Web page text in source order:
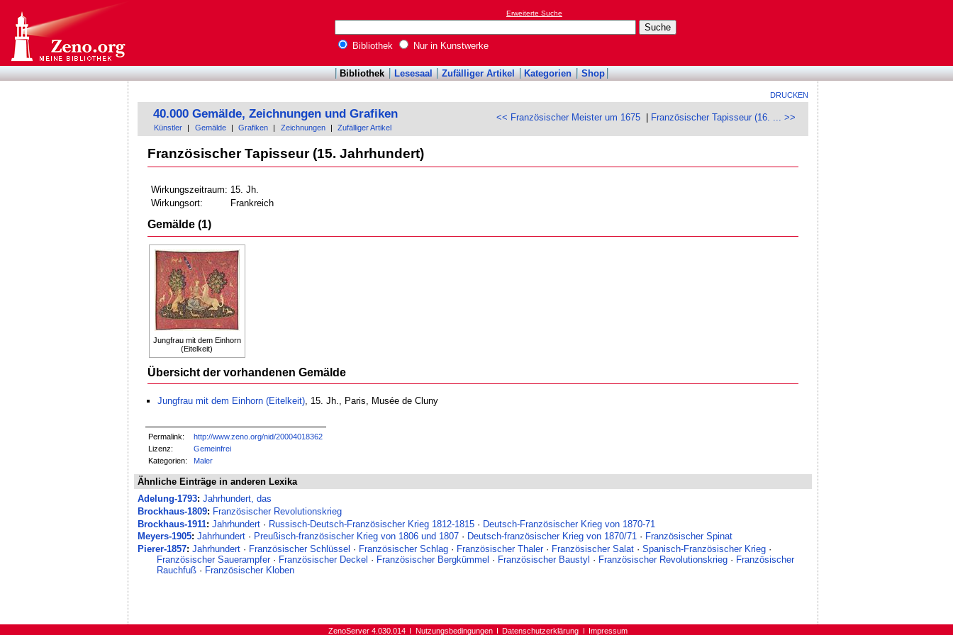
Erweiterte Suche
Bibliothek Nur in Kunstwerke
Bibliothek Lesesaal Zufälliger Artikel Kategorien Shop
DRUCKEN
<< Französischer Meister um 1675 Französischer Tapisseur (16. ... >>
40.000 Gemälde, Zeichnungen und Grafiken
Künstler Gemälde Grafiken Zeichnungen Zufälliger Artikel
Französischer Tapisseur (15. Jahrhundert)
Wirkungszeitraum: 15. Jh.
Wirkungsort:
Frankreich
Gemälde (1)
Jungfrau mit dem Einhorn
(Eitelkeit)
Übersicht der vorhandenen Gemälde
Jungfrau mit dem Einhorn (Eitelkeit), 15. Jh., Paris, Musée de Cluny
Permalink:
http://www.zeno.org/nid/20004018362
Lizenz:
Gemeinfrei
Kategorien:
Maler
Ähnliche Einträge in anderen Lexika
Adelung-1793: Jahrhundert, das
Brockhaus-1809: Französischer Revolutionskrieg
Brockhaus-1911: Jahrhundert · Russisch-Deutsch-Französischer Krieg 1812-1815 · Deutsch-Französischer Krieg von 1870-71
Meyers-1905: Jahrhundert · Preußisch-französischer Krieg von 1806 und 1807 · Deutsch-französischer Krieg von 1870/71 · Französischer Spinat
Pierer-1857: Jahrhundert · Französischer Schlüssel · Französischer Schlag · Französischer Thaler· Französischer Salat ·Spanisch-Französischer Krieg ·
Französischer Sauerampfer· Französischer Deckel · Französischer Bergkümmel · Französischer Baustyl · Französischer Revolutionskrieg· Französischer
Rauchfuß· Französischer Kloben
ZenoServer 4.030.014 Nutzungsbedingungen Datenschutzerklärung Impressum